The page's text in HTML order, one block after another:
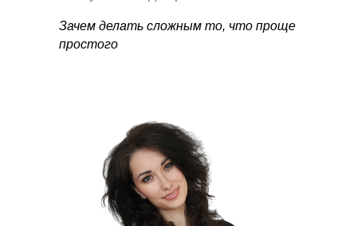
Зачем делать сложным то, что проще
простого